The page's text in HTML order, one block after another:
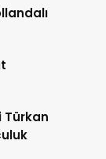
Türkan